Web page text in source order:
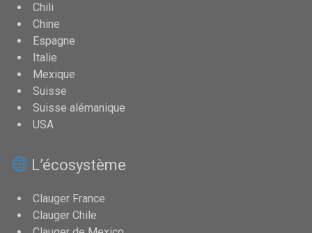
Chili
Chine
Espagne
Italie
Mexique
Suisse
Suisse alémanique
USA
L’écosystème
Clauger France
Clauger Chile